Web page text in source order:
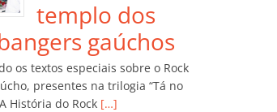
ss
ro
o
m
templo dos
gaúchos
os textos especiais sobre o Rock
presentes na trilogia “Tá no
História do Rock […]